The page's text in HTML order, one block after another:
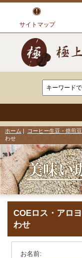
サイトマップ
ホーム コーヒー生豆・焙煎豆
わせ
COEロス・アロ
わせ
お名前: